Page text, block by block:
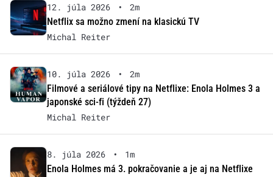
12. júla 2026 •
2m
Netflix sa možno zmení na klasickú TV
Michal Reiter
10. júla 2026 •
2m
Filmové a seriálové tipy na Netflixe: Enola Holmes 3 a
japonské sci-fi (týždeň 27)
Michal Reiter
8. júla 2026 •
1m
Enola Holmes má 3. pokračovanie a je aj na Netflixe